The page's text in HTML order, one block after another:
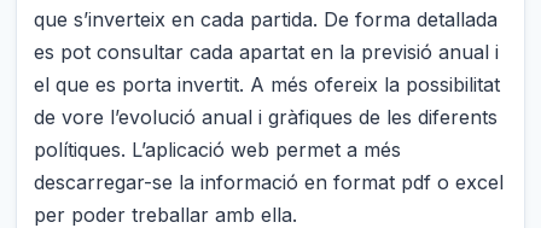
que s’inverteix en cada partida. De forma detallada
es pot consultar cada apartat en la previsió anual i
el que es porta invertit. A més ofereix la possibilitat
de vore l’evolució anual i gràfiques de les diferents
polítiques. L’aplicació web permet a més
descarregar-se la informació en format pdf o excel
per poder treballar amb ella.